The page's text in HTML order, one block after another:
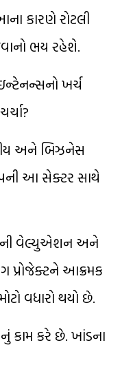
કારણે રોટલી
ભય રહેશે.
ખર્ચ
અને બિઝનેસ
આ સેક્ટર સાથે
તેની વેલ્યુએશન અને
પ્રોજેક્ટને આક્રમક
વધારો થયો છે.
કામ કરે છે. ખાંડના